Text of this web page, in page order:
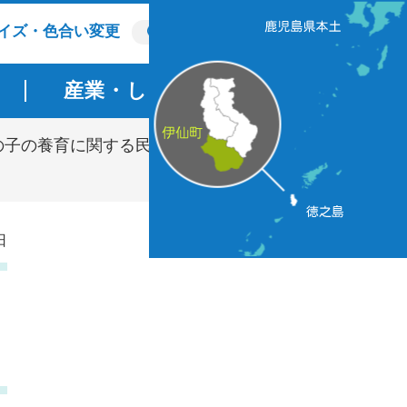
ズ・色合い変更
産業・しごと 町政情報
の養育に関する民法等改正（共同親権等）